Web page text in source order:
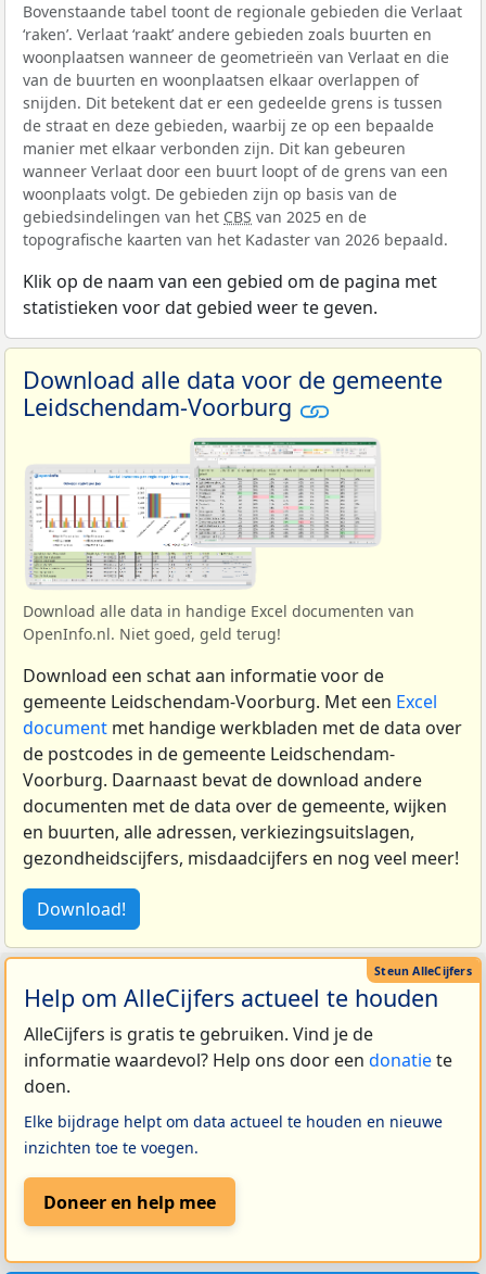
Bovenstaande tabel toont de regionale gebieden die Verlaat
‘raken’. Verlaat ‘raakt’ andere gebieden zoals buurten en
woonplaatsen wanneer de geometrieën van Verlaat en die
van de buurten en woonplaatsen elkaar overlappen of
snijden. Dit betekent dat er een gedeelde grens is tussen
de straat en deze gebieden, waarbij ze op een bepaalde
manier met elkaar verbonden zijn. Dit kan gebeuren
wanneer Verlaat door een buurt loopt of de grens van een
woonplaats volgt. De gebieden zijn op basis van de
gebiedsindelingen van het CBS van 2025 en de
topografische kaarten van het Kadaster van 2026 bepaald.
Klik op de naam van een gebied om de pagina met
statistieken voor dat gebied weer te geven.
Download alle data voor de gemeente
Leidschendam-Voorburg
Download alle data in handige Excel documenten van
OpenInfo.nl. Niet goed, geld terug!
Download een schat aan informatie voor de
gemeente Leidschendam-Voorburg. Met een Excel
document met handige werkbladen met de data over
de postcodes in de gemeente Leidschendam-
Voorburg. Daarnaast bevat de download andere
documenten met de data over de gemeente, wijken
en buurten, alle adressen, verkiezingsuitslagen,
gezondheidscijfers, misdaadcijfers en nog veel meer!
Download!
Help om AlleCijfers actueel te houden
AlleCijfers is gratis te gebruiken. Vind je de
informatie waardevol? Help ons door een donatiete
doen.
Elke bijdrage helpt om data actueel te houden en nieuwe
inzichten toe te voegen.
Doneer en help mee